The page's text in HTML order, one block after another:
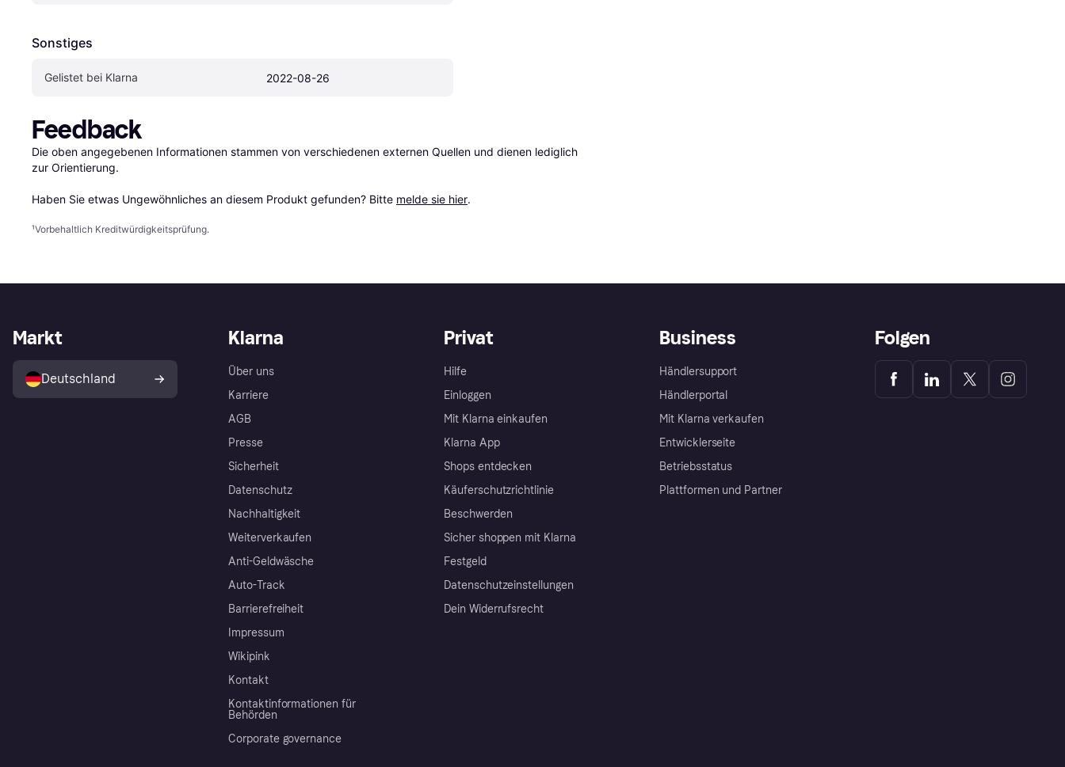
Sonstiges
Gelistet bei Klarna 2022-08-26
Feedback
Die oben angegebenen Informationen stammen von verschiedenen externen Quellen und dienen lediglich
zur Orientierung.
Haben Sie etwas Ungewöhnliches an diesem Produkt gefunden? Bitte melde sie hier.
¹Vorbehaltlich Kreditwürdigkeitsprüfung.
Klarna
Über uns
Karriere
AGB
Presse
Sicherheit
Datenschutz
Nachhaltigkeit
Weiterverkaufen
Anti-Geldwäsche
Auto-Track
Barrierefreiheit
Impressum
Wikipink
Kontakt
Kontaktinformationen für
Behörden
Corporate governance
Privat
Hilfe
Einloggen
Mit Klarna einkaufen
Klarna App
Shops entdecken
Käuferschutzrichtlinie
Beschwerden
Sicher shoppen mit Klarna
Festgeld
Datenschutzeinstellungen
Dein Widerrufsrecht
Business
Händlersupport
Händlerportal
Mit Klarna verkaufen
Entwicklerseite
Betriebsstatus
Plattformen und Partner
Markt
Deutschland
Folgen